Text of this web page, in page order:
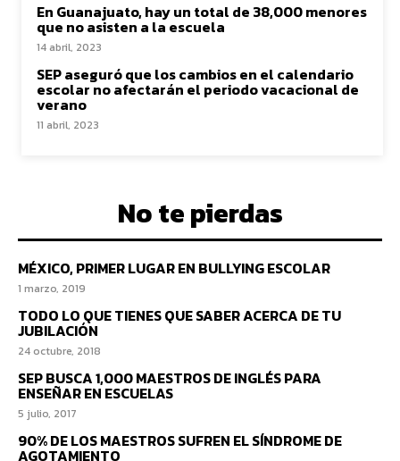
En Guanajuato, hay un total de 38,000 menores
que no asisten a la escuela
14 abril, 2023
SEP aseguró que los cambios en el calendario
escolar no afectarán el periodo vacacional de
verano
11 abril, 2023
No te pierdas
MÉXICO, PRIMER LUGAR EN BULLYING ESCOLAR
1 marzo, 2019
TODO LO QUE TIENES QUE SABER ACERCA DE TU
JUBILACIÓN
24 octubre, 2018
SEP BUSCA 1,000 MAESTROS DE INGLÉS PARA
ENSEÑAR EN ESCUELAS
5 julio, 2017
90% DE LOS MAESTROS SUFREN EL SÍNDROME DE
AGOTAMIENTO